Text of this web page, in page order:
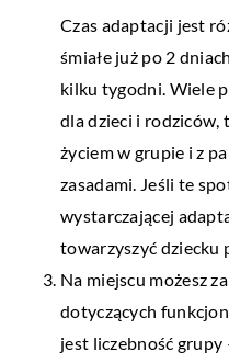
Czas adaptacji jest
śmiałe już po 2
kilku tygodni. Wiele
dla dzieci i rodziców,
życiem w grupie i z
zasadami. Jeśli te
wystarczającej
towarzyszyć dziecku
Na miejscu możesz
dotyczących
jest liczebność grupy